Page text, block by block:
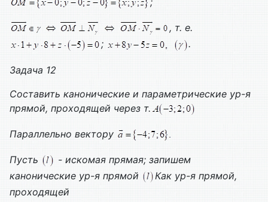
, т. е.
;
.
Задача 12
Составить канонические и параметрические ур-я
прямой, проходящей через т.
Параллельно вектору
Пусть
- искомая прямая; запишем
канонические ур-я прямой
Как ур-я прямой,
проходящей